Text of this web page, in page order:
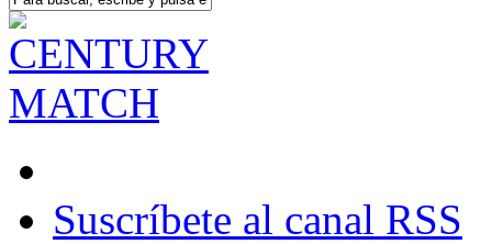
Suscríbete al canal RSS